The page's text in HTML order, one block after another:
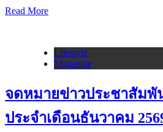
Read More
Lifestyle
Magazine
จดหมายข่าวประชาสัมพั
ประจำเดือนธันวาคม